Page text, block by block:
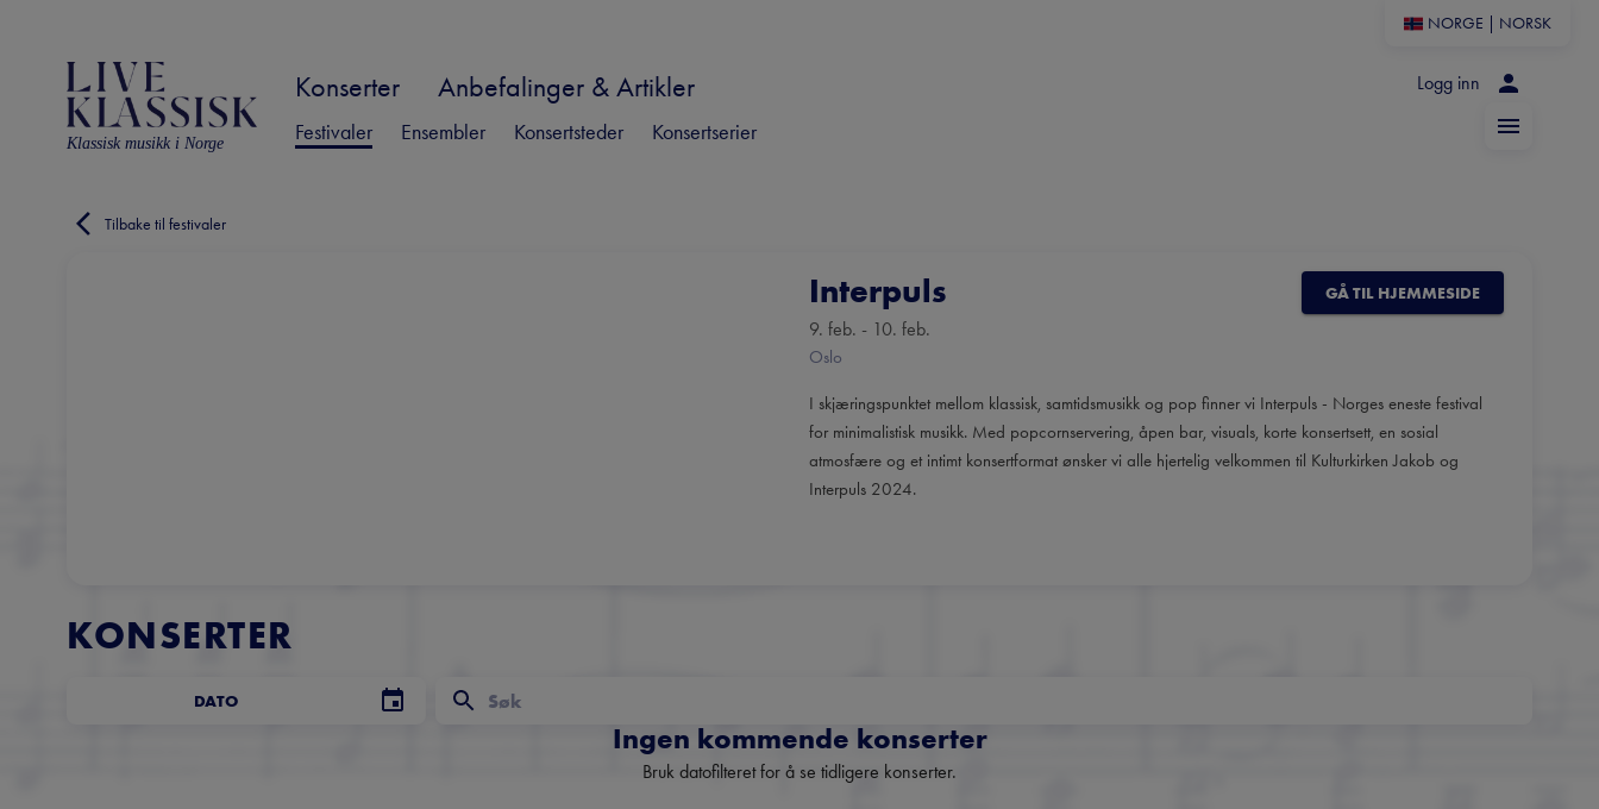
NORGE NORSK
Klassisk musikk i Norge
Konserter Anbefalinger & Artikler
Festivaler Ensembler Konsertsteder Konsertserier
Logg inn
Tilbake til festivaler
Interpuls
9. feb. - 10. feb.
Oslo
GÅ TIL HJEMMESIDE
I skjæringspunktet mellom klassisk, samtidsmusikk og pop finner vi Interpuls - Norges eneste festival
for minimalistisk musikk. Med popcornservering, åpen bar, visuals, korte konsertsett, en sosial
atmosfære og et intimt konsertformat ønsker vi alle hjertelig velkommen til Kulturkirken Jakob og
Interpuls 2024.
KONSERTER
DATO
Ingen kommende konserter
Bruk datofilteret for å se tidligere konserter.